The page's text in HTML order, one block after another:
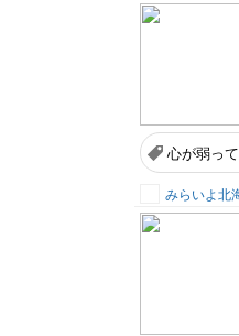
心が弱っ
みらいよ北